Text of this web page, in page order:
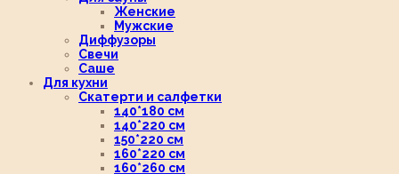
Женские
Мужские
Диффузоры
Свечи
Саше
Для кухни
Скатерти и салфетки
140*180 см
140*220 см
150*220 см
160*220 см
160*260 см